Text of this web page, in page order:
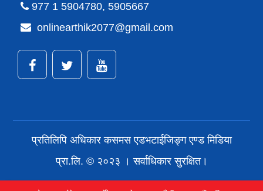
977 1 5904780, 5905667
onlinearthik2077@gmail.com
प्रतिलिपि अधिकार कसमस एडभटाईजिङ्ग एण्ड मिडिया
प्रा.लि. © २०२३ । सर्वाधिकार सुरक्षित।